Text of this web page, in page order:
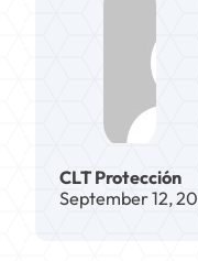
CLT Protección
September 12,